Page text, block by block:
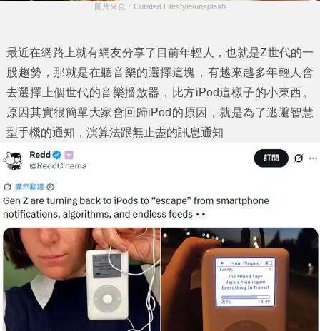
圖片來自：Curated Lifestyle/unsplash
最近在網路上就有網友分享了目前年輕人，也就是Z世代的一
股趨勢，那就是在聽音樂的選擇這塊，有越來越多年輕人會
去選擇上個世代的音樂播放器，比方iPod這樣子的小東西。
原因其實很簡單大家會回歸iPod的原因，就是為了逃避智慧
型手機的通知，演算法跟無止盡的訊息通知